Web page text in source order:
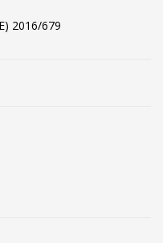
2016/679